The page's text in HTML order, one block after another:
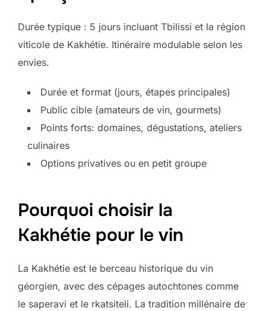
Durée typique : 5 jours incluant Tbilissi et la région
viticole de Kakhétie. Itinéraire modulable selon les
envies.
Durée et format (jours, étapes principales)
Public cible (amateurs de vin, gourmets)
Points forts: domaines, dégustations, ateliers
culinaires
Options privatives ou en petit groupe
Pourquoi choisir la
Kakhétie pour le vin
La Kakhétie est le berceau historique du vin
géorgien, avec des cépages autochtones comme
le saperavi et le rkatsiteli. La tradition millénaire de